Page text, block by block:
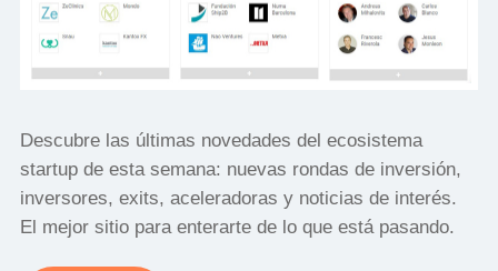
Descubre las últimas novedades del ecosistema
startup de esta semana: nuevas rondas de inversión,
inversores, exits, aceleradoras y noticias de interés.
El mejor sitio para enterarte de lo que está pasando.